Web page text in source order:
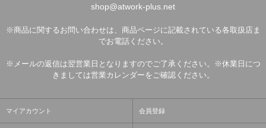
shop@atwork-plus.net
※商品に関するお問い合わせは、商品ページに記載されている各取扱店ま
でお電話ください。
※メールの返信は翌営業日となりますのでご了承ください。※休業日につ
きましては営業カレンダーをご確認ください。
マイアカウント 会員登録